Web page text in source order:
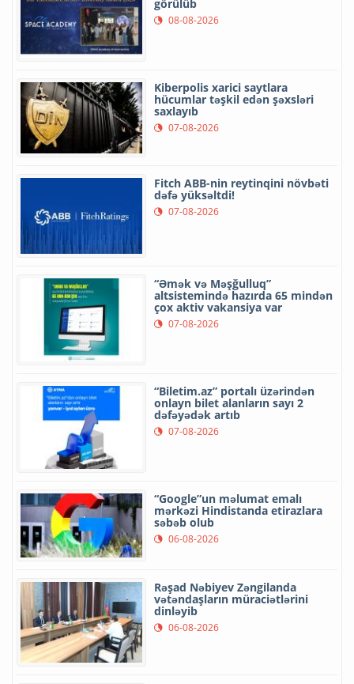
görülüb
08-08-2026
Kiberpolis xarici saytlara
hücumlar təşkil edən şəxsləri
saxlayıb
07-08-2026
Fitch ABB-nin reytinqini növbəti
dəfə yüksəltdi!
07-08-2026
“Əmək və Məşğulluq”
altsistemində hazırda 65 mindən
çox aktiv vakansiya var
07-08-2026
“Biletim.az” portalı üzərindən
onlayn bilet alanların sayı 2
dəfəyədək artıb
07-08-2026
“Google”un məlumat emalı
mərkəzi Hindistanda etirazlara
səbəb olub
06-08-2026
Rəşad Nəbiyev Zəngilanda
vətəndaşların müraciətlərini
dinləyib
06-08-2026